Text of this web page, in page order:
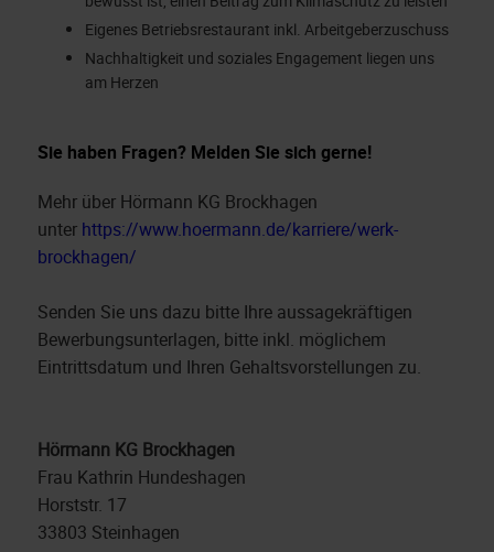
Eigenes Betriebsrestaurant inkl. Arbeitgeberzuschuss
Nachhaltigkeit und soziales Engagement liegen uns
am Herzen
Sie haben Fragen? Melden Sie sich gerne!
Mehr über Hörmann KG Brockhagen
unter https://www.hoermann.de/karriere/werk-
brockhagen/
Senden Sie uns dazu bitte Ihre aussagekräftigen
Bewerbungsunterlagen, bitte inkl. möglichem
Eintrittsdatum und Ihren Gehaltsvorstellungen zu.
Hörmann KG Brockhagen
Frau Kathrin Hundeshagen
Horststr. 17
33803 Steinhagen